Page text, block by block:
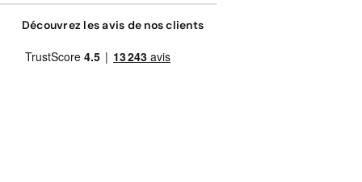
Découvrez les avis de nos clients